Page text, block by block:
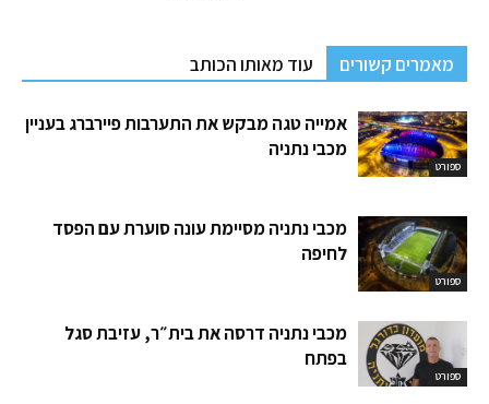
מאמרים קשורים עוד מאותו הכותב
ספורט
אמייה טגה מבקש את התערבות פיירברג בעניין
מכבי נתניה
ספורט
מכבי נתניה מסיימת עונה סוערת עם הפסד
לחיפה
ספורט
מכבי נתניה דרסה את בית״ר, עזיבת סגל
בפתח